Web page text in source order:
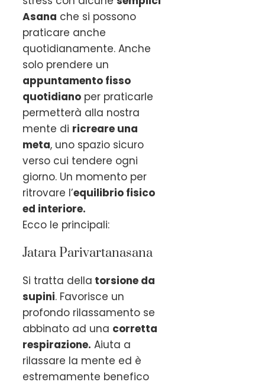
Asana che si possono
praticare anche
quotidianamente. Anche
solo prendere un
appuntamento fisso
quotidiano per praticarle
permetterà alla nostra
mente di ricreare una
meta, uno spazio sicuro
verso cui tendere ogni
giorno. Un momento per
ritrovare l’equilibrio fisico
ed interiore.
Ecco le principali:
Jatara Parivartanasana
Si tratta della torsione da
supini. Favorisce un
profondo rilassamento se
abbinato ad una corretta
respirazione. Aiuta a
rilassare la mente ed è
estremamente benefico